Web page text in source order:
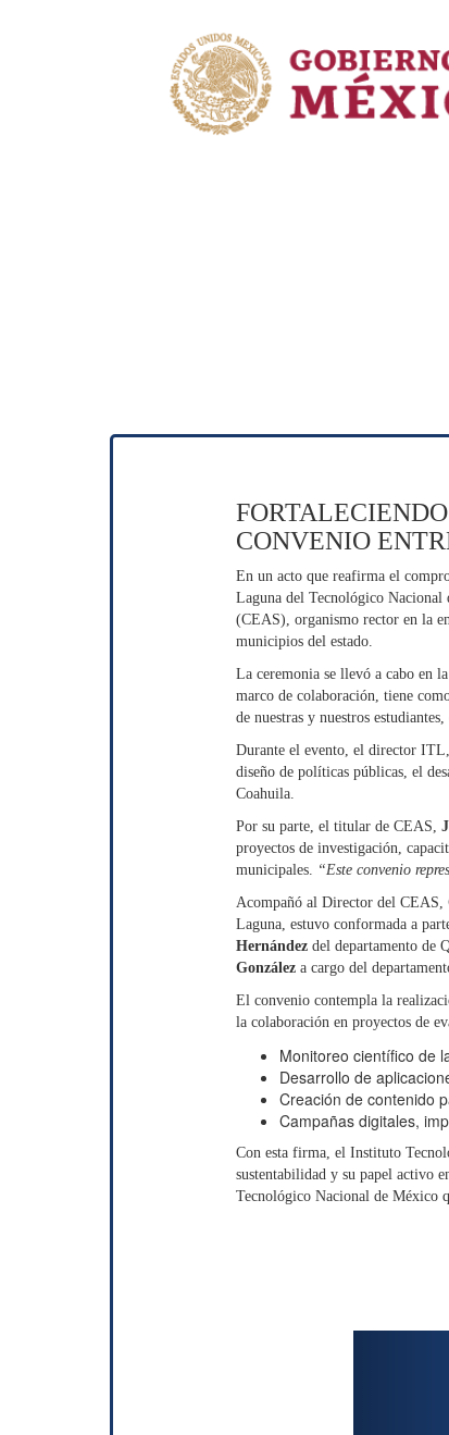
CONVENIO
En un acto que reafirma el
Laguna del Tecnológico
(CEAS), organismo rector en la
municipios del estado.
La ceremonia se llevó a cabo en
marco de colaboración, tiene
de nuestras y nuestros
Durante el evento, el director
diseño de políticas públicas, el
Coahuila.
Por su parte, el titular de CEAS,
proyectos de investigación,
municipales. “Este convenio
Acompañó al Director del CEAS,
Laguna, estuvo conformada a
Hernández del departamento de
González a cargo del
El convenio contempla la
la colaboración en proyectos de
Monitoreo científico de
Desarrollo de
Creación de contenido
Campañas digitales,
Con esta firma, el Instituto
sustentabilidad y su papel activo
Tecnológico Nacional de México